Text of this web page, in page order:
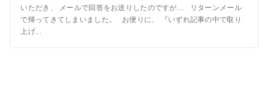
いただき、 メールで回答をお送りしたのですが… リターンメール
で帰ってきてしまいました。 お便りに、 『いずれ記事の中で取り
上げ...